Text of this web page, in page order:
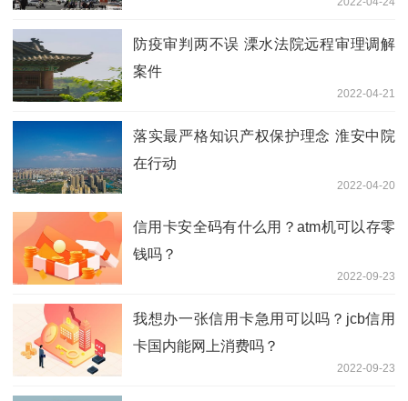
防疫审判两不误 溧水法院远程审理调解
案件
2022-04-21
落实最严格知识产权保护理念 淮安中院
在行动
2022-04-20
信用卡安全码有什么用？atm机可以存零
钱吗？
2022-09-23
我想办一张信用卡急用可以吗？jcb信用
卡国内能网上消费吗？
2022-09-23